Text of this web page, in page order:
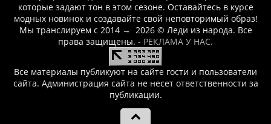
которые задают тон в этом сезоне. Оставайтесь в курсе
модных новинок и создавайте свой неповторимый образ!
Мы транслируем с 2014→ 2026© Леди из народа. Все
права защищены. - РЕКЛАМА У НАС.
Все материалы публикуют на сайте гости и пользователи
сайта. Администрация сайта не несет ответственности за
публикации.